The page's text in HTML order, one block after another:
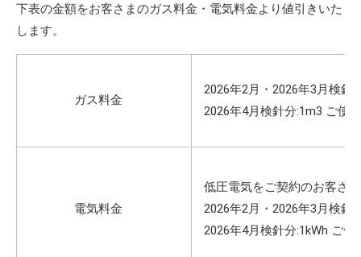
下表の金額をお客さまのガス料金・電気料金より値引きいた
します。
ガス料金
2026年2月・2026年3月検針
2026年4月検針分:1m3 ご使
電気料金
低圧電気をご契約のお客さま
2026年2月・2026年3月検針
2026年4月検針分:1kWh ご